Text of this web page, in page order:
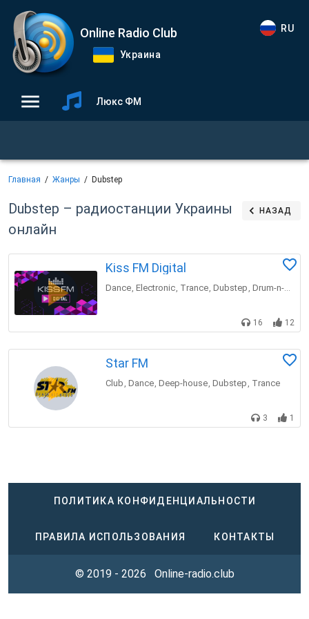
Online Radio Club
Украина
RU
Люкс ФМ
Главная Жанры Dubstep
Dubstep – радиостанции Украины
онлайн
НАЗАД
Kiss FM Digital
Dance, Electronic, Trance, Dubstep , Drum-n-bass
16 12
Star FM
Club , Dance, Deep-house, Dubstep , Trance
3 1
ПОЛИТИКА КОНФИДЕНЦИАЛЬНОСТИ
ПРАВИЛА ИСПОЛЬЗОВАНИЯ КОНТАКТЫ
© 2019 - 2026 Online-radio.club